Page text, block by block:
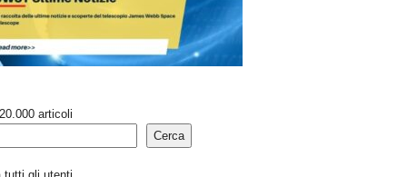
articoli
Cerca